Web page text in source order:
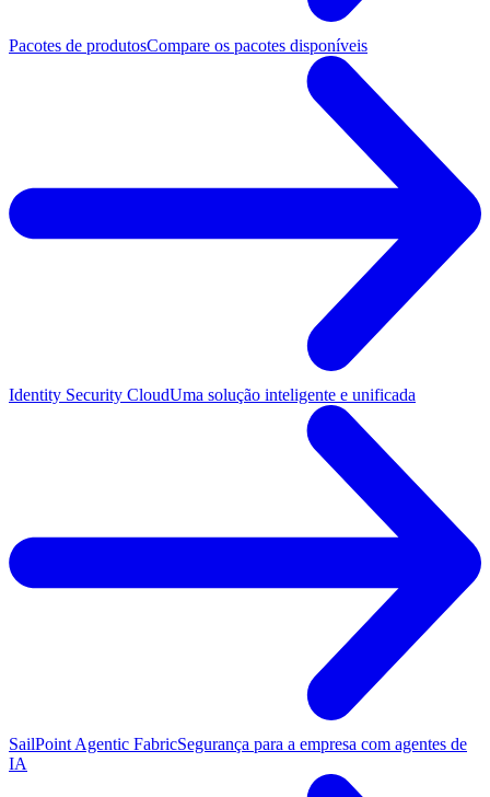
Pacotes de produtosCompare os pacotes disponíveis
Identity Security CloudUma solução inteligente e unificada
SailPoint Agentic FabricSegurança para a empresa com agentes de
IA